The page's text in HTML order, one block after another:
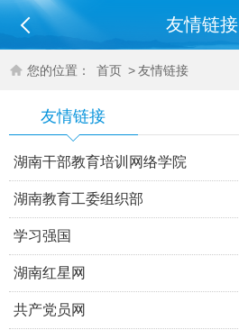
友情链接
您的位置： 首页 >友情链接
友情链接
湖南干部教育培训网络学院
湖南教育工委组织部
学习强国
湖南红星网
共产党员网